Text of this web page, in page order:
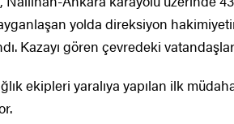
yolda direksiyon
Kazayı gören çevredeki
ekipleri yaralıya yapılan ilk